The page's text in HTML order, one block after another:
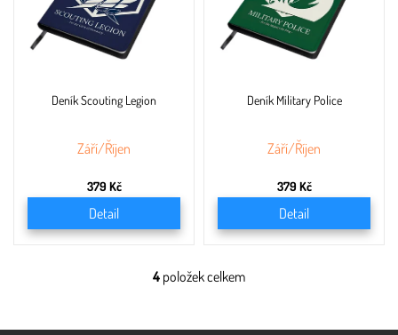
Deník Scouting Legion
Září/Říjen
379 Kč
Detail
Deník Military Police
Září/Říjen
379 Kč
Detail
O
4 položek celkem